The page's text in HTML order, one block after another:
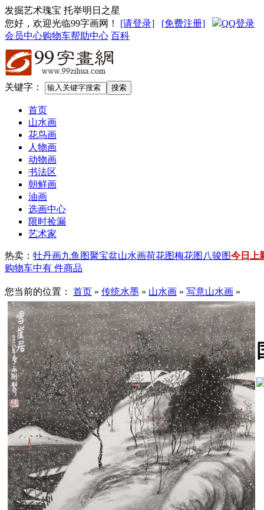
发掘艺术瑰宝 托举明日之星
您好，欢迎光临99字画网 ！ [请登录] [免费注册]
QQ登录
会员中心购物车帮助中心 百科
关键字：
首页
山水画
花鸟画
人物画
动物画
书法区
朝鲜画
油画
选画中心
限时捡漏
艺术家
热卖： 牡丹画九鱼图聚宝盆山水画荷花图梅花图 八骏图今日上
购物车中有 件商品
您当前的位置： 首页 » 传统水墨 » 山水画 » 写意山水画 »